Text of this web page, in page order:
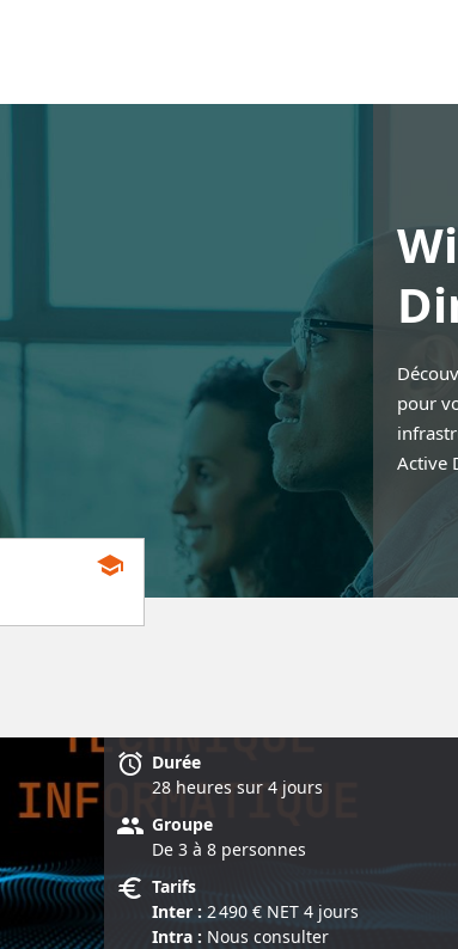
pour
Active
school
alarm Durée
28 heures sur 4 jours
group Groupe
De 3 à 8 personnes
euro Tarifs
Inter : 2 490 € NET 4 jours
Intra : Nous consulter